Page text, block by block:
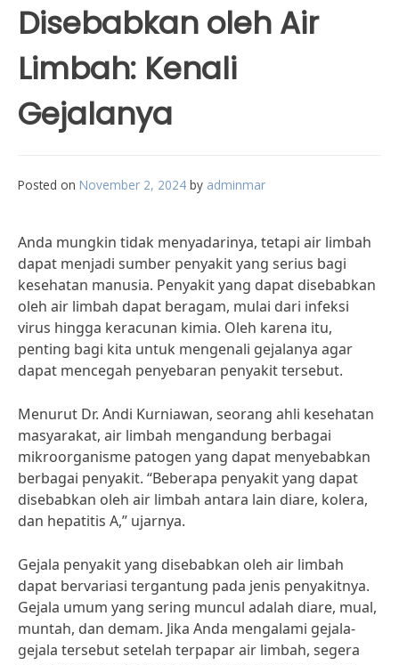
Disebabkan oleh Air
Limbah: Kenali
Gejalanya
Posted on November 2, 2024 by adminmar
Anda mungkin tidak menyadarinya, tetapi air limbah
dapat menjadi sumber penyakit yang serius bagi
kesehatan manusia. Penyakit yang dapat disebabkan
oleh air limbah dapat beragam, mulai dari infeksi
virus hingga keracunan kimia. Oleh karena itu,
penting bagi kita untuk mengenali gejalanya agar
dapat mencegah penyebaran penyakit tersebut.
Menurut Dr. Andi Kurniawan, seorang ahli kesehatan
masyarakat, air limbah mengandung berbagai
mikroorganisme patogen yang dapat menyebabkan
berbagai penyakit. “Beberapa penyakit yang dapat
disebabkan oleh air limbah antara lain diare, kolera,
dan hepatitis A,” ujarnya.
Gejala penyakit yang disebabkan oleh air limbah
dapat bervariasi tergantung pada jenis penyakitnya.
Gejala umum yang sering muncul adalah diare, mual,
muntah, dan demam. Jika Anda mengalami gejala-
gejala tersebut setelah terpapar air limbah, segera